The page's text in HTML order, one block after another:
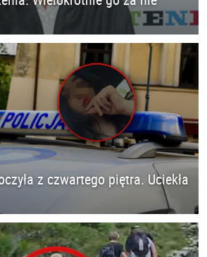
z czwartego piętra. Uciekła